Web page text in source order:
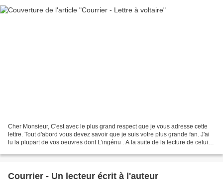
Cher Monsieur, C'est avec le plus grand respect que je vous adresse cette
lettre. Tout d'abord vous devez savoir que je suis votre plus grande fan. J'ai
lu la plupart de vos oeuvres dont L'ingénu . A la suite de la lecture de celui-
Courrier - Un lecteur écrit à l'auteur